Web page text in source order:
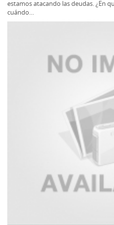
estamos atacando las deudas. ¿En
cuándo…